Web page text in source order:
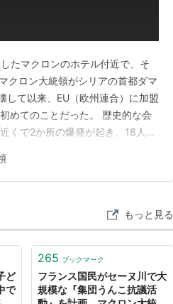
たマクロンのホテル付近で、そ
クロン大統領がシリアの首都ダマ
して以来、EU（欧州連合）に加盟
めてのことだった。 歴史的な会
くで2か所の爆発が起き、18人が
中に爆発、18人けが 爆発物は解
もっと見る
ど
で
265 ブックマーク
フランス国民がセーヌ川で大
規模な『集団うんこ抗議活